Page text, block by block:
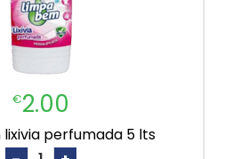
€2.00
perfumada 5 lts